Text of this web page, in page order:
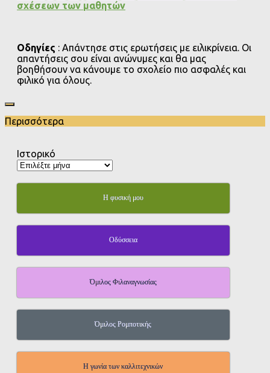
σχέσεων των μαθητών
Οδηγίες : Απάντησε στις ερωτήσεις με ειλικρίνεια. Οι
απαντήσεις σου είναι ανώνυμες και θα μας
βοηθήσουν να κάνουμε το σχολείο πιο ασφαλές και
φιλικό για όλους.
Περισσότερα
Ιστορικό
Η φυσική μου
Οδύσσεια
Όμιλος Φιλαναγνωσίας
Όμιλος Ρομποτικής
Η γωνία των καλλιτεχνικών